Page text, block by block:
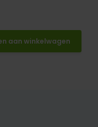
aan winkelwagen